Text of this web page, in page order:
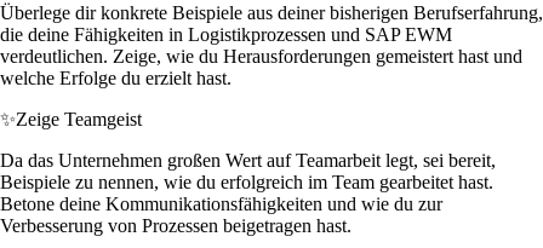
Überlege dir konkrete Beispiele aus deiner bisherigen Berufserfahrung,
die deine Fähigkeiten in Logistikprozessen und SAP EWM
verdeutlichen. Zeige, wie du Herausforderungen gemeistert hast und
welche Erfolge du erzielt hast.
✨Zeige Teamgeist
Da das Unternehmen großen Wert auf Teamarbeit legt, sei bereit,
Beispiele zu nennen, wie du erfolgreich im Team gearbeitet hast.
Betone deine Kommunikationsfähigkeiten und wie du zur
Verbesserung von Prozessen beigetragen hast.